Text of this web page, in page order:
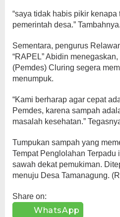
“saya tidak habis pikir
pemerintah desa.” Tambahnya.
Sementara, pengurus
“RAPEL” Abidin
(Pemdes) Cluring segera
menumpuk.
“Kami berharap agar cepat
Pemdes, karena sampah
masalah kesehatan.”
Tumpukan sampah yang
Tempat Penglolahan Terpadu
sawah dekat pemukiman.
menuju Desa Tamanagung.
Share on:
WhatsApp